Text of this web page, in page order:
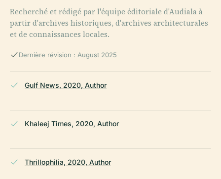
Recherché et rédigé par l'équipe éditoriale d'Audiala à
partir d'archives historiques, d'archives architecturales
et de connaissances locales.
Dernière révision : August 2025
Gulf News, 2020, Author
Khaleej Times, 2020, Author
Thrillophilia, 2020, Author